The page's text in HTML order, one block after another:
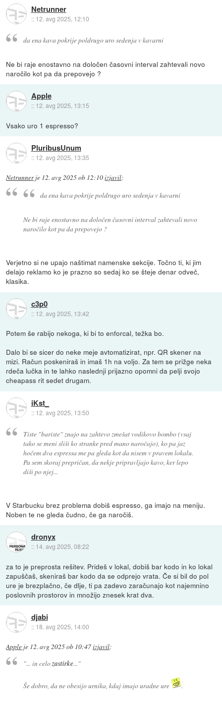
Netrunner
:: 12. avg 2025, 12:10
da ena kava pokrije poldrugo uro sedenja v kavarni
Ne bi raje enostavno na določen časovni interval zahtevali novo
naročilo kot pa da prepovejo ?
Apple
:: 12. avg 2025, 13:15
Vsako uro 1 espresso?
PluribusUnum
:: 12. avg 2025, 13:35
Netrunnerje 12. avg 2025 ob 12:10izjavil:
da ena kava pokrije poldrugo uro sedenja v kavarni
Ne bi raje enostavno na določen časovni interval zahtevali novo
naročilo kot pa da prepovejo ?
Verjetno si ne upajo naštimat namenske sekcije. Točno ti, ki jim
delajo reklamo ko je prazno so sedaj ko se šteje denar odveč,
klasika.
c3p0
:: 12. avg 2025, 13:42
Potem še rabijo nekoga, ki bi to enforcal, težka bo.
Dalo bi se sicer do neke meje avtomatizirat, npr. QR skener na
mizi. Račun poskeniraš in imaš 1h na voljo. Za tem se prižge neka
rdeča lučka in te lahko naslednji prijazno opomni da pelji svojo
cheapass rit sedet drugam.
iKst_
:: 12. avg 2025, 13:50
Tiste "bariste" znajo na zahtevo zmešat vodikovo bombo (vsaj
tako se meni sliši ko stranke pred mano naročajo), ko pa jaz
hočem dva espressa me pa gleda kot da nisem v pravem lokalu.
Pa sem skoraj prepričan, da nekje pripravljajo kavo, ker lepo
diši po njej...
V Starbucku brez problema dobiš espresso, ga imajo na meniju.
Noben te ne gleda čudno, če ga naročiš.
dronyx
:: 14. avg 2025, 08:22
za to je preprosta rešitev. Prideš v lokal, dobiš bar kodo in ko lokal
zapuščaš, skeniraš bar kodo da se odprejo vrata. Če si bil do pol
ure je brezplačno, če dlje, ti pa zadevo zaračunajo kot najemnino
poslovnih prostorov in množijo znesek krat dva.
djabi
:: 18. avg 2025, 14:00
Apple je 12. avg 2025 ob 10:47izjavil:
"... in celozastirke..."
Še dobro, da ne obesijo urnika, kdaj imajo uradne ure .